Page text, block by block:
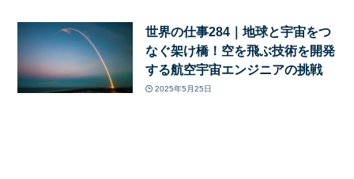
世界の仕事284｜地球と宇宙をつ
なぐ架け橋！空を飛ぶ技術を開発
する航空宇宙エンジニアの挑戦
2025年5月25日